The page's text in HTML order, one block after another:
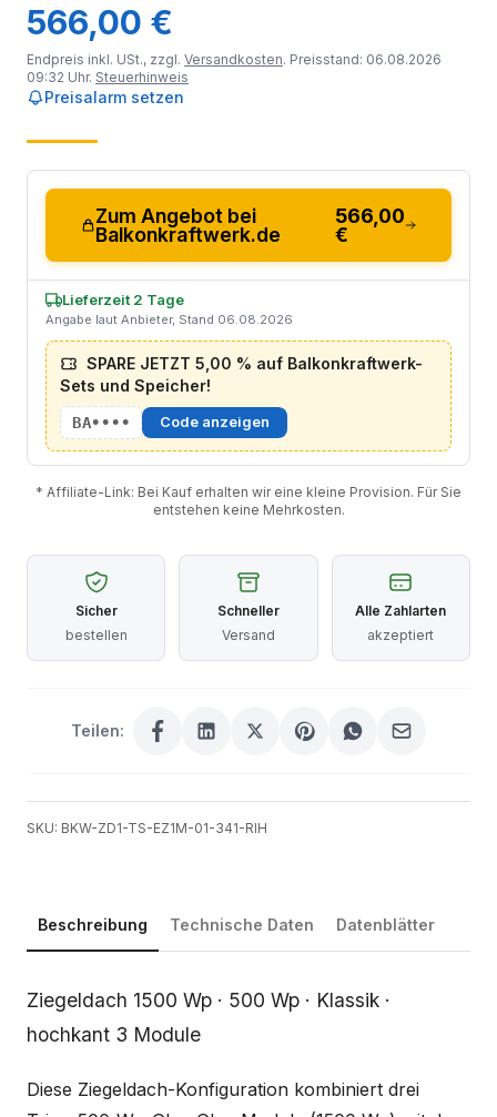
566,00 €
Endpreis inkl. USt., zzgl. Versandkosten. Preisstand: 06.08.2026
09:32 Uhr. Steuerhinweis
Preisalarm setzen
Zum Angebot bei
Balkonkraftwerk.de
566,00
€
Lieferzeit 2 Tage
Angabe laut Anbieter, Stand 06.08.2026
SPARE JETZT 5,00 % auf Balkonkraftwerk-
Sets und Speicher!
BA•••• Code anzeigen
* Affiliate-Link: Bei Kauf erhalten wir eine kleine Provision. Für Sie
entstehen keine Mehrkosten.
Sicher
bestellen
Schneller
Versand
Alle Zahlarten
akzeptiert
Teilen:
SKU: BKW-ZD1-TS-EZ1M-01-341-RIH
Beschreibung Technische Daten Datenblätter
Beschreibung
Ziegeldach 1500 Wp · 500 Wp · Klassik ·
hochkant 3 Module
Diese Ziegeldach-Konfiguration kombiniert drei